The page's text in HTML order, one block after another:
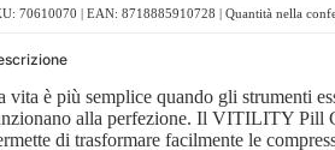
70610070 | EAN: 8718885910728 | Quantità nella
vita è più semplice quando gli strumenti
alla perfezione. Il VITILITY Pill
di trasformare facilmente le